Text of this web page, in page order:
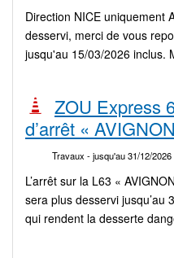
Direction NICE uniquement
desservi, merci de vous
jusqu'au 15/03/2026 inclus.
ZOU Express
d’arrêt «
Travaux - jusqu'au 31/12/2026
L’arrêt sur la L63 «
sera plus desservi jusqu’au
qui rendent la desserte